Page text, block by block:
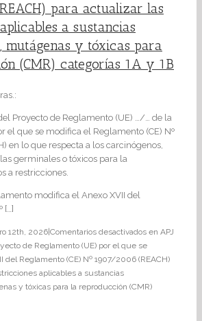
para actualizar las
a sustancias
mutágenas y tóxicas para
(CMR) categorías 1A y 1B
Proyecto de Reglamento (UE) …/… de la
el que se modifica el Reglamento (CE) Nº
en lo que respecta a los carcinógenos,
germinales o tóxicos para la
a restricciones.
modifica el Anexo XVII del
[…]
12th, 2026|Comentarios desactivados en APJ
de Reglamento (UE) por el que se
del Reglamento (CE) Nº 1907/2006 (REACH)
aplicables a sustancias
y tóxicas para la reproducción (CMR)